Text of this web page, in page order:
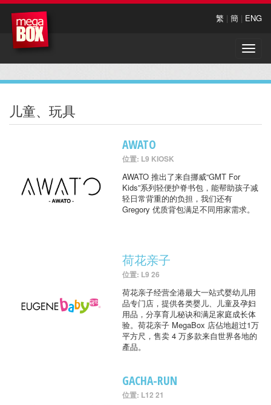
繁 | 簡 | ENG
Toggle
儿童、玩具
AWATO
位置: L9 KIOSK
AWATO 推出了来自挪威“GMT For
Kids”系列轻便护脊书包，能帮助孩子减
轻日常背重的的负担，我们还有
Gregory 优质背包满足不同用家需求。
荷花亲子
位置: L9 26
荷花亲子经营全港最大一站式婴幼儿用
品专门店，提供各类婴儿、儿童及孕妇
用品，分享育儿秘诀和满足家庭成长体
验。荷花亲子 MegaBox 店佔地超过1万
平方尺，售卖 4 万多款来自世界各地的
產品。
GACHA-RUN
位置: L12 21